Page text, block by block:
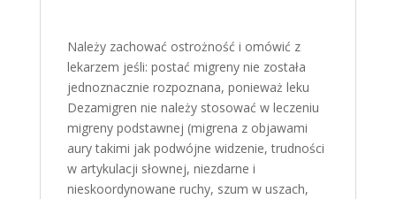
Należy zachować ostrożność i omówić z
lekarzem jeśli: postać migreny nie została
jednoznacznie rozpoznana, ponieważ leku
Dezamigren nie należy stosować w leczeniu
migreny podstawnej (migrena z objawami
aury takimi jak podwójne widzenie, trudności
w artykulacji słownej, niezdarne i
nieskoordynowane ruchy, szum w uszach,